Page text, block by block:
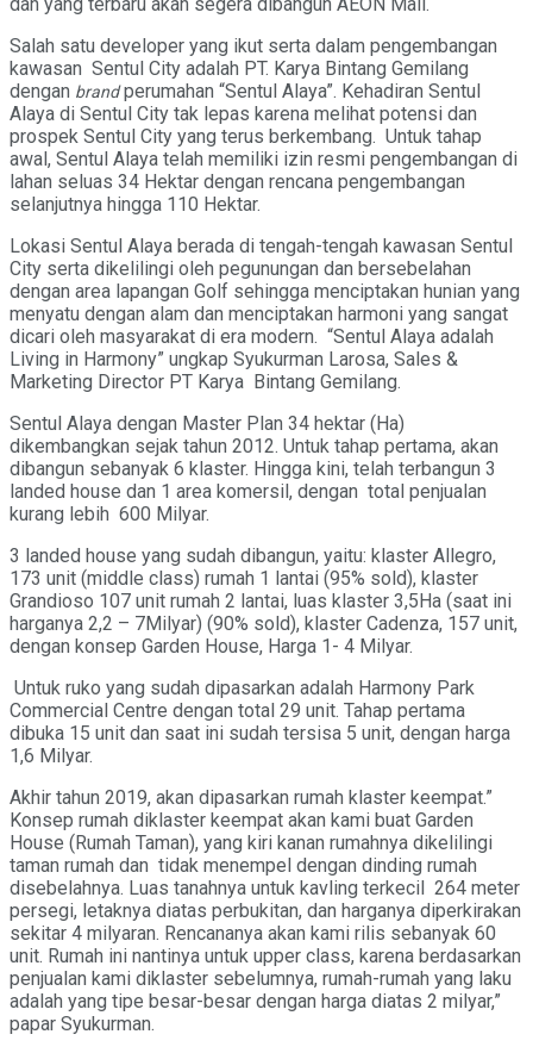
Salah satu developer yang ikut serta dalam pengembangan
kawasan Sentul City adalah PT. Karya Bintang Gemilang
dengan brandperumahan “Sentul Alaya”. Kehadiran Sentul
Alaya di Sentul City tak lepas karena melihat potensi dan
prospek Sentul City yang terus berkembang. Untuk tahap
awal, Sentul Alaya telah memiliki izin resmi pengembangan di
lahan seluas 34 Hektar dengan rencana pengembangan
selanjutnya hingga 110 Hektar.
Lokasi Sentul Alaya berada di tengah-tengah kawasan Sentul
City serta dikelilingi oleh pegunungan dan bersebelahan
dengan area lapangan Golf sehingga menciptakan hunian yang
menyatu dengan alam dan menciptakan harmoni yang sangat
dicari oleh masyarakat di era modern. “Sentul Alaya adalah
Living in Harmony” ungkap Syukurman Larosa, Sales &
Marketing Director PT Karya Bintang Gemilang.
Sentul Alaya dengan Master Plan 34 hektar (Ha)
dikembangkan sejak tahun 2012. Untuk tahap pertama, akan
dibangun sebanyak 6 klaster. Hingga kini, telah terbangun 3
landed house dan 1 area komersil, dengan total penjualan
kurang lebih 600 Milyar.
3 landed house yang sudah dibangun, yaitu: klaster Allegro,
173 unit (middle class) rumah 1 lantai (95% sold), klaster
Grandioso 107 unit rumah 2 lantai, luas klaster 3,5Ha (saat ini
harganya 2,2 – 7Milyar) (90% sold), klaster Cadenza, 157 unit,
dengan konsep Garden House, Harga 1- 4 Milyar.
Untuk ruko yang sudah dipasarkan adalah Harmony Park
Commercial Centre dengan total 29 unit. Tahap pertama
dibuka 15 unit dan saat ini sudah tersisa 5 unit, dengan harga
1,6 Milyar.
Akhir tahun 2019, akan dipasarkan rumah klaster keempat.”
Konsep rumah diklaster keempat akan kami buat Garden
House (Rumah Taman), yang kiri kanan rumahnya dikelilingi
taman rumah dan tidak menempel dengan dinding rumah
disebelahnya. Luas tanahnya untuk kavling terkecil 264 meter
persegi, letaknya diatas perbukitan, dan harganya diperkirakan
sekitar 4 milyaran. Rencananya akan kami rilis sebanyak 60
unit. Rumah ini nantinya untuk upper class, karena berdasarkan
penjualan kami diklaster sebelumnya, rumah-rumah yang laku
adalah yang tipe besar-besar dengan harga diatas 2 milyar,”
papar Syukurman.